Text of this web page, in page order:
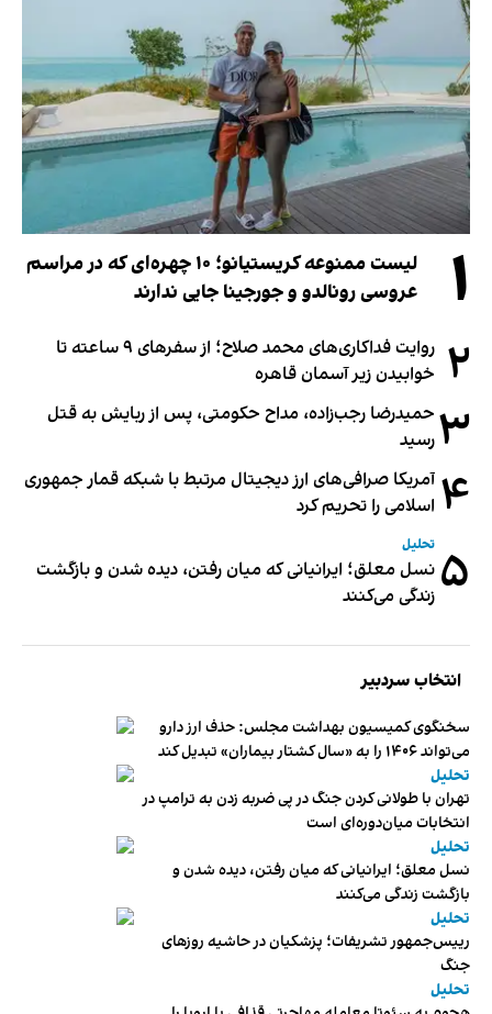
۱
لیست ممنوعه کریستیانو؛ ۱۰ چهره‌ای که در مراسم
عروسی رونالدو و جورجینا جایی ندارند
۲
روایت فداکاری‌های محمد صلاح؛ از سفرهای ۹ ساعته تا
خوابیدن زیر آسمان قاهره
۳ حمیدرضا رجب‌زاده، مداح حکومتی، پس از ربایش به قتل
رسید
۴ آمریکا صرافی‌های ارز دیجیتال مرتبط با شبکه قمار جمهوری
اسلامی را تحریم کرد
۵ تحلیل
نسل معلق؛ ایرانیانی که میان رفتن، دیده شدن و بازگشت
زندگی می‌کنند
انتخاب سردبیر
سخنگوی کمیسیون بهداشت مجلس: حذف ارز دارو
می‌تواند ۱۴۰۶ را به «سال کشتار بیماران» تبدیل کند
تحلیل
تهران با طولانی کردن جنگ در پی ضربه زدن به ترامپ در
انتخابات میان‌دوره‌ای است
تحلیل
نسل معلق؛ ایرانیانی که میان رفتن، دیده شدن و
بازگشت زندگی می‌کنند
تحلیل
رییس‌جمهور تشریفات؛ پزشکیان در حاشیه روزهای
جنگ
تحلیل